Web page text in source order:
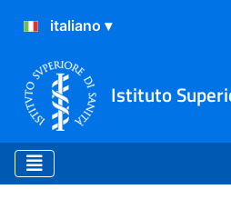
Istituto